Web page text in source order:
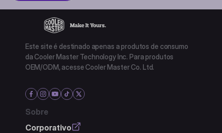
Este site é destinado apenas a produtos de consumo
da Cooler Master Technology Inc. Para produtos
OEM/ODM, acesse Cooler Master Co. Ltd.
Sobre
Corporativo